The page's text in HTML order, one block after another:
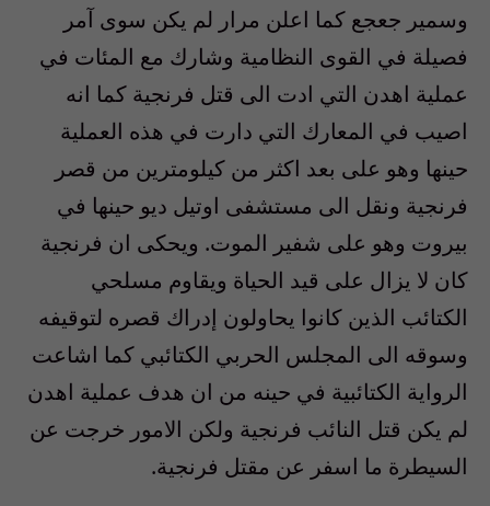
وسمير جعجع كما اعلن مرار لم يكن سوى آمر
فصيلة في القوى النظامية وشارك مع المئات في
عملية اهدن التي ادت الى قتل فرنجية كما انه
اصيب في المعارك التي دارت في هذه العملية
حينها وهو على بعد اكثر من كيلومترين من قصر
فرنجية ونقل الى مستشفى اوتيل ديو حينها في
بيروت وهو على شفير الموت. ويحكى ان فرنجية
كان لا يزال على قيد الحياة ويقاوم مسلحي
الكتائب الذين كانوا يحاولون إدراك قصره لتوقيفه
وسوقه الى المجلس الحربي الكتائبي كما اشاعت
الرواية الكتائبية في حينه من ان هدف عملية اهدن
لم يكن قتل النائب فرنجية ولكن الامور خرجت عن
السيطرة ما اسفر عن مقتل فرنجية.